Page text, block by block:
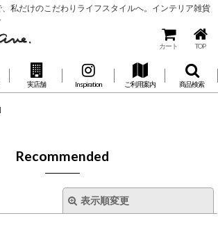
私だけのこだわりライフスタイルへ。インテリア雑貨
カート TOP
実店舗 Inspiration ご利用案内 商品検索
Recommended
表示順変更